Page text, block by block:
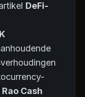
DeFi-
Rao Cash